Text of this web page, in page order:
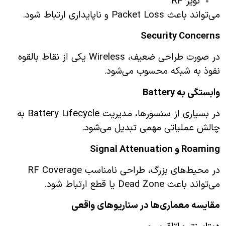
می‌تواند باعث Packet Loss و ناپایداری ارتباط شود.
Security Concerns
در صورت طراحی ضعیف، Wireless یکی از نقاط بالقوه
نفوذ به شبکه محسوب می‌شود.
وابستگی به
در بسیاری از سنسورها، مدیریت Battery Lifecycle به
چالش عملیاتی مهمی تبدیل می‌شود.
Roamingو
در محیط‌های بزرگ، طراحی نامناسب RF Coverage
می‌تواند باعث Dead Zone یا قطع ارتباط شود.
مقایسه معماری‌ها در سناریوهای واقعی